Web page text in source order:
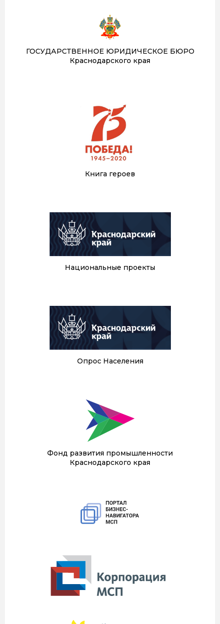
ГОСУДАРСТВЕННОЕ ЮРИДИЧЕСКОЕ БЮРО
Краснодарского края
Книга героев
Национальные проекты
Опрос Населения
Фонд развития промышленности
Краснодарского края